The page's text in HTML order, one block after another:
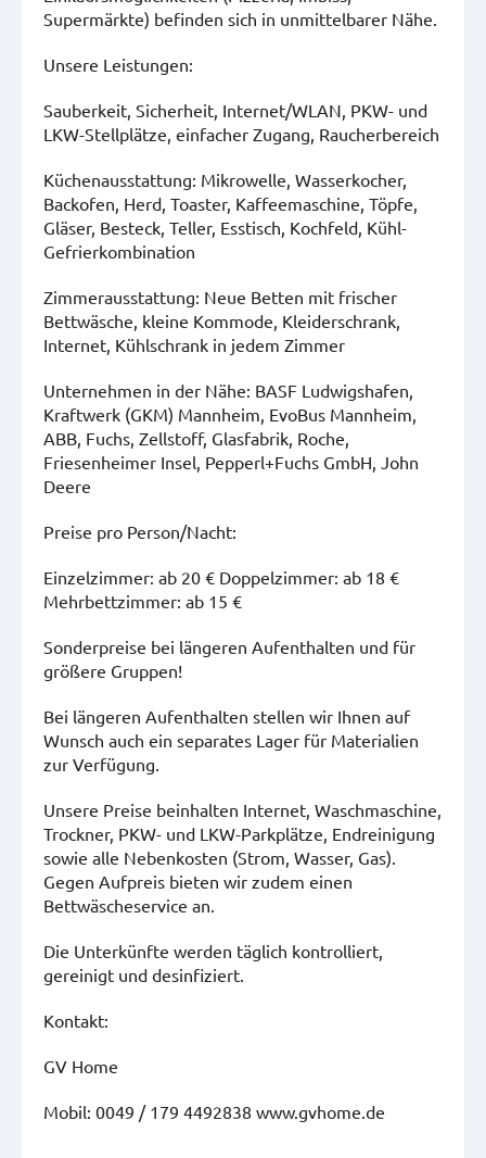
Supermärkte) befinden sich in unmittelbarer Nähe.
Unsere Leistungen:
Sauberkeit, Sicherheit, Internet/WLAN, PKW- und
LKW-Stellplätze, einfacher Zugang, Raucherbereich
Küchenausstattung: Mikrowelle, Wasserkocher,
Backofen, Herd, Toaster, Kaffeemaschine, Töpfe,
Gläser, Besteck, Teller, Esstisch, Kochfeld, Kühl-
Gefrierkombination
Zimmerausstattung: Neue Betten mit frischer
Bettwäsche, kleine Kommode, Kleiderschrank,
Internet, Kühlschrank in jedem Zimmer
Unternehmen in der Nähe: BASF Ludwigshafen,
Kraftwerk (GKM) Mannheim, EvoBus Mannheim,
ABB, Fuchs, Zellstoff, Glasfabrik, Roche,
Friesenheimer Insel, Pepperl+Fuchs GmbH, John
Deere
Preise pro Person/Nacht:
Einzelzimmer: ab 20 € Doppelzimmer: ab 18 €
Mehrbettzimmer: ab 15 €
Sonderpreise bei längeren Aufenthalten und für
größere Gruppen!
Bei längeren Aufenthalten stellen wir Ihnen auf
Wunsch auch ein separates Lager für Materialien
zur Verfügung.
Unsere Preise beinhalten Internet, Waschmaschine,
Trockner, PKW- und LKW-Parkplätze, Endreinigung
sowie alle Nebenkosten (Strom, Wasser, Gas).
Gegen Aufpreis bieten wir zudem einen
Bettwäscheservice an.
Die Unterkünfte werden täglich kontrolliert,
gereinigt und desinfiziert.
Kontakt:
GV Home
Mobil: 0049 / 179 4492838 www.gvhome.de